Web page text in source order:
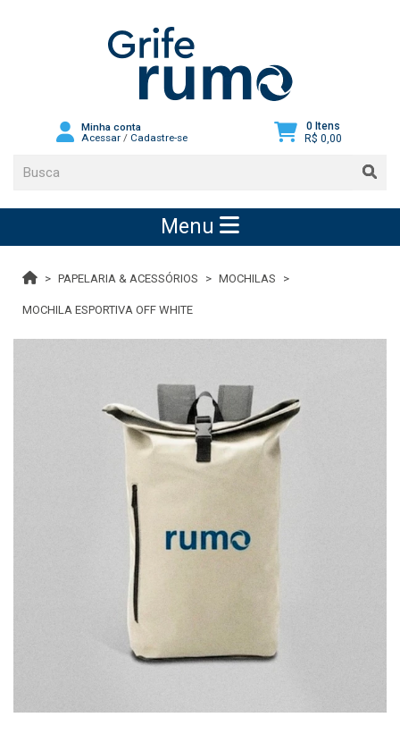
Minha conta
Acessar /Cadastre-se
0 Itens
R$ 0,00
Menu
PAPELARIA & ACESSÓRIOS MOCHILAS
MOCHILA ESPORTIVA OFF WHITE